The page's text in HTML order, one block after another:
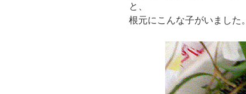
と、
根元にこんな子がいました。